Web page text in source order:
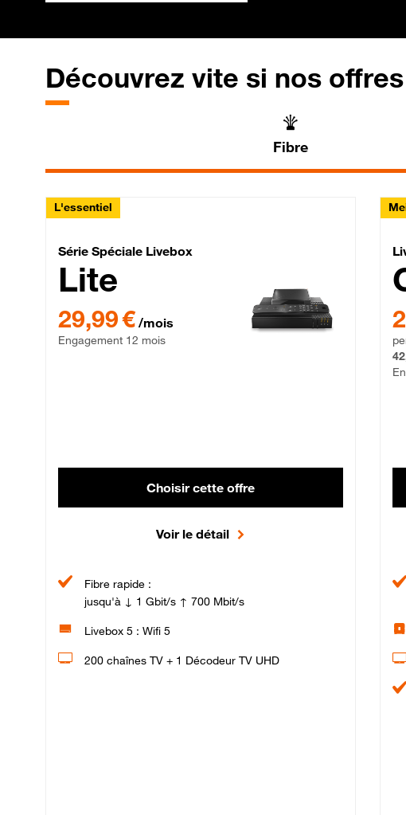
Découvrez vite si nos
Fibre
L'essentiel
Série Spéciale Livebox Lite
Série Spéciale Livebox
Lite
29,99 € par mois , Engagement 12 mois
29,99 € /mois
Engagement 12 mois
Choisir cette offre
Voir le détail
Fibre rapide :
jusqu'à ↓ 1 Gbit/s ↑ 700 Mbit/s
Livebox 5 : Wifi 5
200 chaînes TV + 1 Décodeur TV UHD